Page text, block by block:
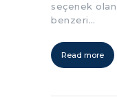
seçenek
benzeri…
Read more